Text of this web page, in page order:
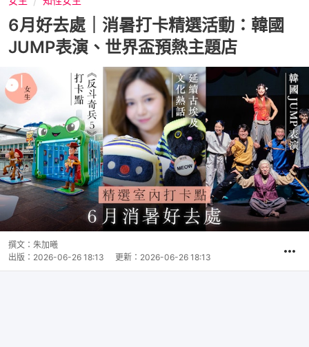
6月好去處｜消暑打卡精選活動：韓國
JUMP表演、世界盃預熱主題店
撰文： 朱加曦
出版： 2026-06-26 18:13 更新： 2026-06-26 18:13